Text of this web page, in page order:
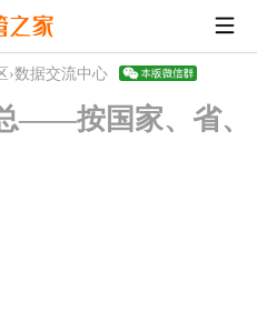
›数据交流中心
——按国家、省、